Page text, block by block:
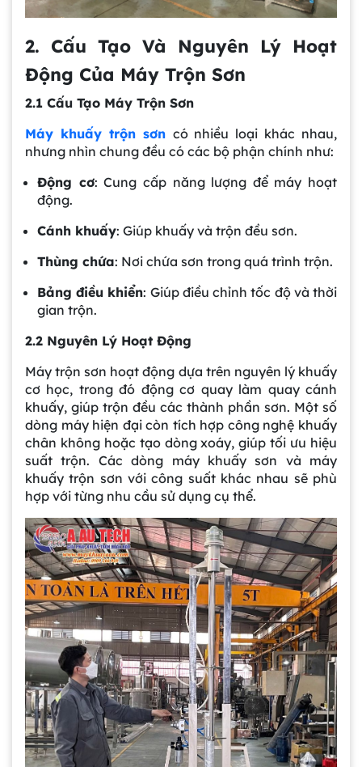
2. Cấu Tạo Và Nguyên Lý Hoạt
Động Của Máy Trộn Sơn
2.1 Cấu Tạo Máy Trộn Sơn
Máy khuấy trộn sơn có nhiều loại khác nhau,
nhưng nhìn chung đều có các bộ phận chính như:
Động cơ: Cung cấp năng lượng để máy hoạt
động.
Cánh khuấy: Giúp khuấy và trộn đều sơn.
Thùng chứa: Nơi chứa sơn trong quá trình trộn.
Bảng điều khiển: Giúp điều chỉnh tốc độ và thời
gian trộn.
2.2 Nguyên Lý Hoạt Động
Máy trộn sơn hoạt động dựa trên nguyên lý khuấy
cơ học, trong đó động cơ quay làm quay cánh
khuấy, giúp trộn đều các thành phần sơn. Một số
dòng máy hiện đại còn tích hợp công nghệ khuấy
chân không hoặc tạo dòng xoáy, giúp tối ưu hiệu
suất trộn. Các dòng máy khuấy sơn và máy
khuấy trộn sơn với công suất khác nhau sẽ phù
hợp với từng nhu cầu sử dụng cụ thể.